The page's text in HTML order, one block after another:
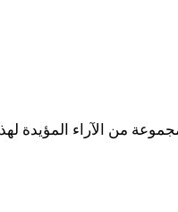
من الآراء المؤيدة